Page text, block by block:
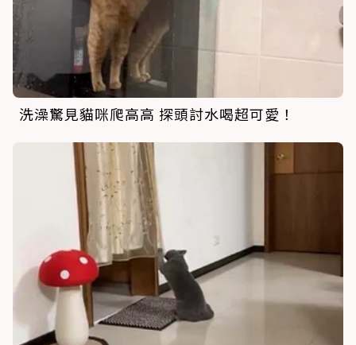
洗澡驚見貓咪爬高高 探頭討水喝超可愛！